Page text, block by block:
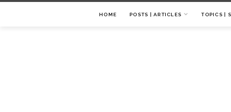
HOME POSTS | ARTICLES TOPICS |